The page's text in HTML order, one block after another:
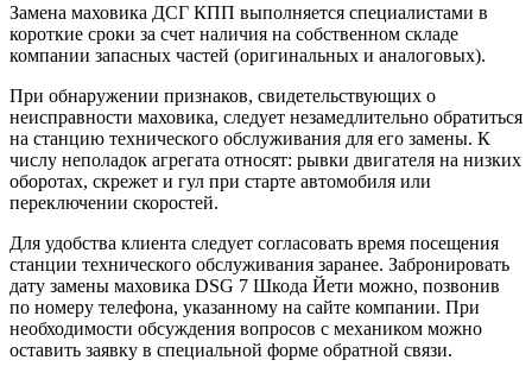
Замена маховика ДСГ КПП выполняется специалистами в
короткие сроки за счет наличия на собственном складе
компании запасных частей (оригинальных и аналоговых).
При обнаружении признаков, свидетельствующих о
неисправности маховика, следует незамедлительно обратиться
на станцию технического обслуживания для его замены. К
числу неполадок агрегата относят: рывки двигателя на низких
оборотах, скрежет и гул при старте автомобиля или
переключении скоростей.
Для удобства клиента следует согласовать время посещения
станции технического обслуживания заранее. Забронировать
дату замены маховика DSG 7 Шкода Йети можно, позвонив
по номеру телефона, указанному на сайте компании. При
необходимости обсуждения вопросов с механиком можно
оставить заявку в специальной форме обратной связи.